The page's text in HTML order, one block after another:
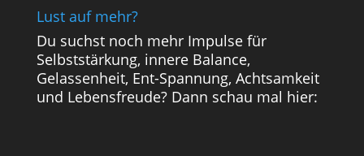
Lust auf mehr?
Du suchst noch mehr Impulse für
Selbststärkung, innere Balance,
Gelassenheit, Ent-Spannung, Achtsamkeit
und Lebensfreude? Dann schau mal hier: